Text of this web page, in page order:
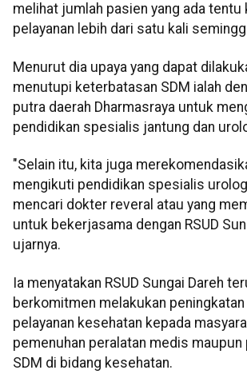
melihat jumlah pasien yang ada tentu
pelayanan lebih dari satu kali
Menurut dia upaya yang dapat
menutupi keterbatasan SDM ialah
putra daerah Dharmasraya untuk
pendidikan spesialis jantung dan
"Selain itu, kita juga
mengikuti pendidikan spesialis
mencari dokter reveral atau yang
untuk bekerjasama dengan RSUD
ujarnya.
Ia menyatakan RSUD Sungai Dareh
berkomitmen melakukan
pelayanan kesehatan kepada
pemenuhan peralatan medis maupun
SDM di bidang kesehatan.